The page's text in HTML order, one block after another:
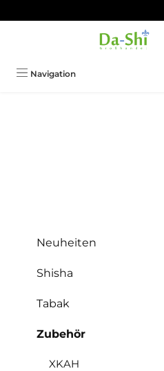
Navigation
Neuheiten
Shisha
Tabak
Zubehör
XKAH